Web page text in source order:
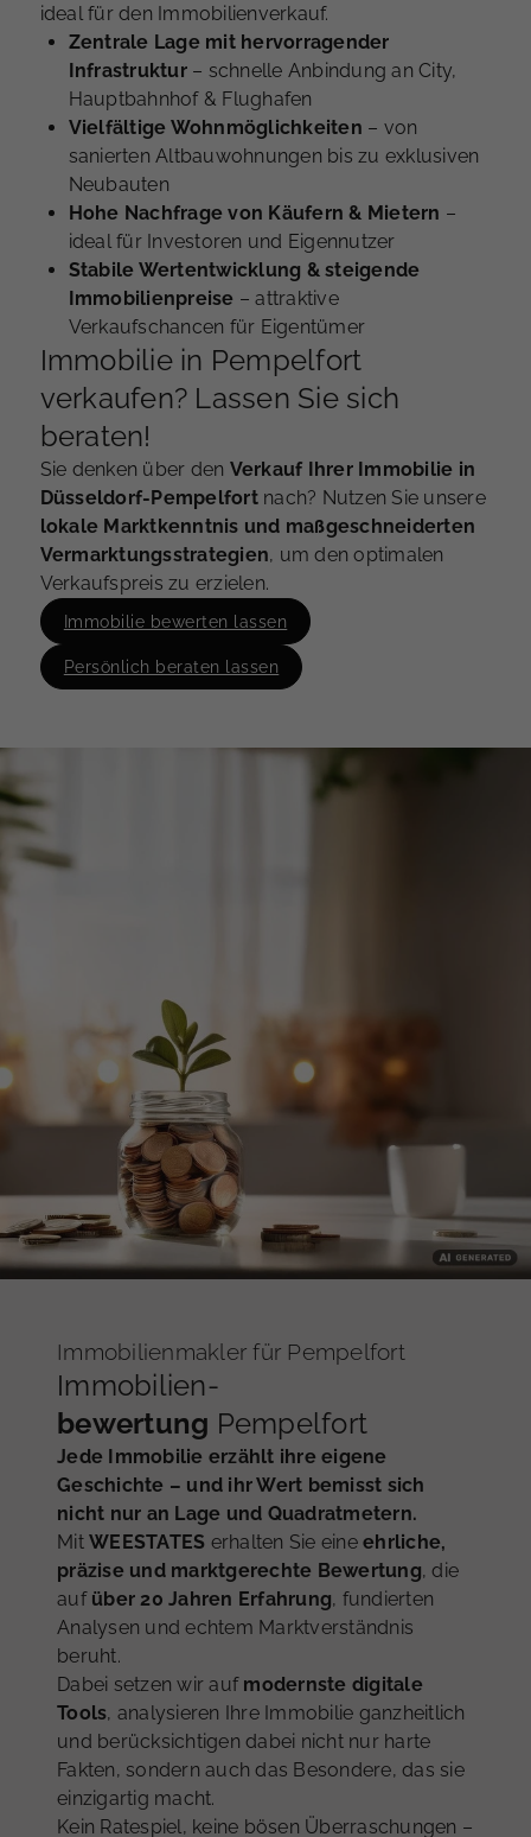
ideal für den Immobilienverkauf.
Zentrale Lage mit hervorragender
Infrastruktur– schnelle Anbindung an City,
Hauptbahnhof & Flughafen
Vielfältige Wohnmöglichkeiten – von
sanierten Altbauwohnungen bis zu exklusiven
Neubauten
Hohe Nachfrage von Käufern & Mietern –
ideal für Investoren und Eigennutzer
Stabile Wertentwicklung & steigende
Immobilienpreise – attraktive
Verkaufschancen für Eigentümer
Immobilie in Pempelfort
verkaufen? Lassen Sie sich
beraten!
Sie denken über den Verkauf Ihrer Immobilie in
Düsseldorf-Pempelfortnach? Nutzen Sie unsere
lokale Marktkenntnis und maßgeschneiderten
Vermarktungsstrategien, um den optimalen
Verkaufspreis zu erzielen.
Immobilie bewerten lassen
Persönlich beraten lassen
Immobilienmakler für Pempelfort
Immobilien-
bewertung Pempelfort
Jede Immobilie erzählt ihre eigene
Geschichte – und ihr Wert bemisst sich
nicht nur an Lage und Quadratmetern.
Mit WEESTATES erhalten Sie eine ehrliche,
präzise und marktgerechte Bewertung, die
auf über 20 Jahren Erfahrung, fundierten
Analysen und echtem Marktverständnis
beruht.
Dabei setzen wir auf modernste digitale
Tools, analysieren Ihre Immobilie ganzheitlich
und berücksichtigen dabei nicht nur harte
Fakten, sondern auch das Besondere, das sie
einzigartig macht.
Kein Ratespiel, keine bösen Überraschungen –